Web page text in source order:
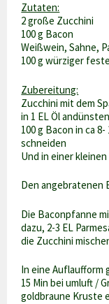
Zutaten:
2 große Zucchini
100 g Bacon
Weißwein, Sahne,
100 g würziger
Zubereitung:
Zucchini mit dem
in 1 EL Öl
100 g Bacon in ca
schneiden
Und in einer
Den angebratenen
Die Baconpfanne
dazu, 2-3 EL
die Zucchini
In eine Auflaufform
15 Min bei umluft /
goldbraune Kruste